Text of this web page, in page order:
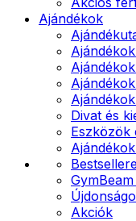
Ajándékok
Divat és
Eszközök
Akciók